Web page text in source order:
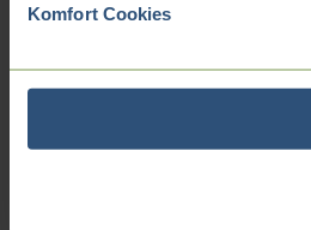
Komfort Cookies